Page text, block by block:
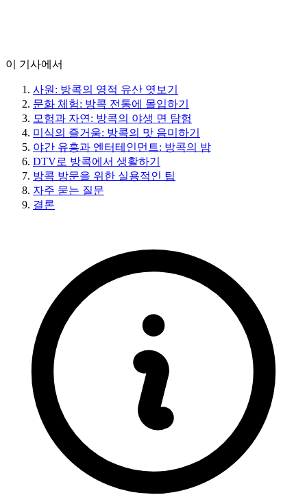
이 기사에서
사원: 방콕의 영적 유산 엿보기
문화 체험: 방콕 전통에 몰입하기
모험과 자연: 방콕의 야생 면 탐험
미식의 즐거움: 방콕의 맛 음미하기
야간 유흥과 엔터테인먼트: 방콕의 밤
DTV로 방콕에서 생활하기
방콕 방문을 위한 실용적인 팁
자주 묻는 질문
결론